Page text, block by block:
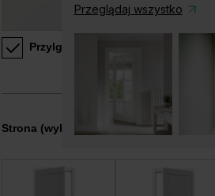
Przeglądaj wszystko
Przylgowe
Strona (wybierz)